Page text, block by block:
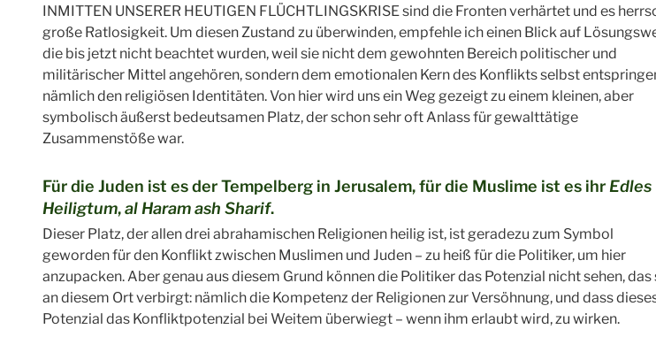
INMITTEN UNSERER HEUTIGEN FLÜCHTLINGSKRISE sind die Fronten verhärtet und es
große Ratlosigkeit. Um diesen Zustand zu überwinden, empfehle ich einen Blick auf
die bis jetzt nicht beachtet wurden, weil sie nicht dem gewohnten Bereich politischer und
militärischer Mittel angehören, sondern dem emotionalen Kern des Konflikts selbst
nämlich den religiösen Identitäten. Von hier wird uns ein Weg gezeigt zu einem kleinen, aber
symbolisch äußerst bedeutsamen Platz, der schon sehr oft Anlass für gewalttätige
Zusammenstöße war.
Für die Juden ist es der Tempelberg in Jerusalem, für die Muslime ist es ihrEdles
Heiligtum,al Haram ash Sharif.
Dieser Platz, der allen drei abrahamischen Religionen heilig ist, ist geradezu zum Symbol
geworden für den Konflikt zwischen Muslimen und Juden – zu heiß für die Politiker, um hier
anzupacken. Aber genau aus diesem Grund können die Politiker das Potenzial nicht sehen, das
an diesem Ort verbirgt: nämlich die Kompetenz der Religionen zur Versöhnung, und dass
Potenzial das Konfliktpotenzial bei Weitem überwiegt – wenn ihm erlaubt wird, zu wirken.